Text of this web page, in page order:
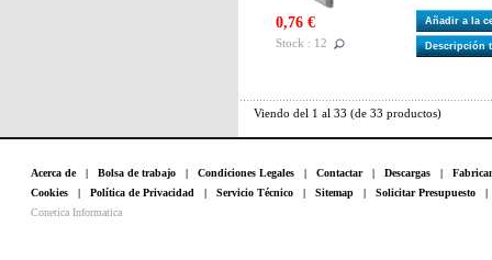
0,76 €
Stock : 12
Añadir a la
Descripción
Viendo del 1 al 33 (de 33 productos)
Acerca de| Bolsa de trabajo | Condiciones Legales | Contactar| Descargas |
Cookies | Política de Privacidad | Servicio Técnico | Sitemap | Solicitar Presupuesto
Conetica Informatica